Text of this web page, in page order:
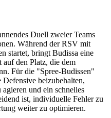
Duell zweier Teams
Während der RSV mit
startet, bringt Budissa eine
auf den Platz, die dem
Für die "Spree-Budissen"
beizubehalten,
und ein schnelles
ist, individuelle Fehler zu
weiter zu optimieren.